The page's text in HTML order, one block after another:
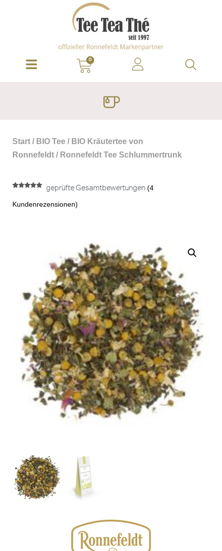
0
Start / BIO Tee / BIO Kräutertee von
Ronnefeldt / Ronnefeldt Tee Schlummertrunk
von 5,
geprüfte Gesamtbewertungen (4
Kundenrezensionen)